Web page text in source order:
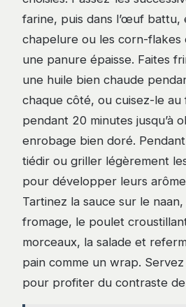
farine, puis dans l’œuf battu,
chapelure ou les corn-
une panure épaisse. Faites
une huile bien chaude
chaque côté, ou cuisez-le au
pendant 20 minutes jusqu’à
enrobage bien doré.
tiédir ou griller légèrement
pour développer leurs
Tartinez la sauce sur le
fromage, le poulet
morceaux, la salade et
pain comme un wrap.
pour profiter du contraste